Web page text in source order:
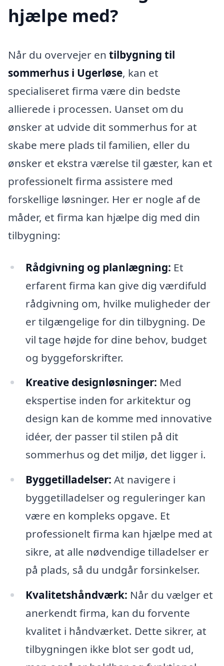
hjælpe med?
Når du overvejer en tilbygning til
sommerhus i Ugerløse, kan et
specialiseret firma være din bedste
allierede i processen. Uanset om du
ønsker at udvide dit sommerhus for at
skabe mere plads til familien, eller du
ønsker et ekstra værelse til gæster, kan et
professionelt firma assistere med
forskellige løsninger. Her er nogle af de
måder, et firma kan hjælpe dig med din
tilbygning:
Rådgivning og planlægning: Et
erfarent firma kan give dig værdifuld
rådgivning om, hvilke muligheder der
er tilgængelige for din tilbygning. De
vil tage højde for dine behov, budget
og byggeforskrifter.
Kreative designløsninger: Med
ekspertise inden for arkitektur og
design kan de komme med innovative
idéer, der passer til stilen på dit
sommerhus og det miljø, det ligger i.
Byggetilladelser: At navigere i
byggetilladelser og reguleringer kan
være en kompleks opgave. Et
professionelt firma kan hjælpe med at
sikre, at alle nødvendige tilladelser er
på plads, så du undgår forsinkelser.
Kvalitetshåndværk: Når du vælger et
anerkendt firma, kan du forvente
kvalitet i håndværket. Dette sikrer, at
tilbygningen ikke blot ser godt ud,